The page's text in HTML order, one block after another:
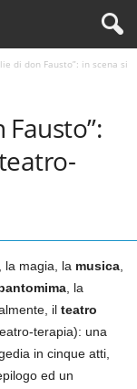
di don Fausto”: in scena si
, la magia, la musica
, la
ilteatro
terapia): una
in cinque atti,
ed un